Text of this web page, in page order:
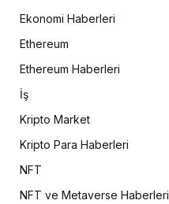
Ekonomi Haberleri
Ethereum
Ethereum Haberleri
İş
Kripto Market
Kripto Para Haberleri
NFT
NFT ve Metaverse Haberleri